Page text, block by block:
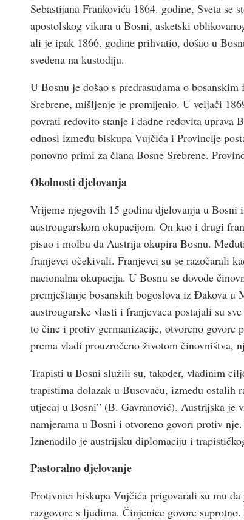
Sebastijana Frankovića 1864. godine, Sveta se
apostolskog vikara u Bosni, asketski
ali je ipak 1866. godine prihvatio, došao u
svedena na kustodiju.
U Bosnu je došao s predrasudama o
Srebrene, mišljenje je promijenio. U veljači
povrati redovito stanje i dadne redovita uprava
odnosi između biskupa Vujčića i Provincije
ponovno primi za člana Bosne Srebrene.
Okolnosti djelovanja
Vrijeme njegovih 15 godina djelovanja u
austrougarskom okupacijom. On kao i drugi
pisao i molbu da Austrija okupira Bosnu.
franjevci očekivali. Franjevci su se razočarali
nacionalna okupacija. U Bosnu se dovode
premještanje bosanskih bogoslova iz Đakova
austrougarske vlasti i franjevaca postajali su
to čine i protiv germanizacije, otvoreno govore
prema vladi prouzročeno životom činovništva,
Trapisti u Bosni služili su, također, vladinim
trapistima dolazak u Busovaču, između
utjecaj u Bosni” (B. Gavranović). Austrijska je
namjerama u Bosni i otvoreno govori protiv
Iznenadilo je austrijsku diplomaciju i
Pastoralno djelovanje
Protivnici biskupa Vujčića prigovarali su mu
razgovore s ljudima. Činjenice govore